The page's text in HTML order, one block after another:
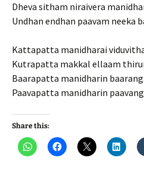
Dheva sitham niraivera
Undhan endhan paavam neeka
Kattapatta manidharai
Kutrapatta makkal ellaam
Baarapatta manidharin
Paavapatta manidharin
Share this: